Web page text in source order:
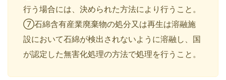
行う場合には、決められた方法により行うこと。
⑦石綿含有産業廃棄物の処分又は再生は溶融施
設において石綿が検出されないように溶融し、国
が認定した無害化処理の方法で処理を行うこと。